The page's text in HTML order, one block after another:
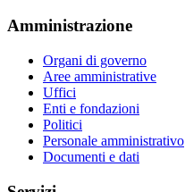
Amministrazione
Organi di governo
Aree amministrative
Uffici
Enti e fondazioni
Politici
Personale amministrativo
Documenti e dati